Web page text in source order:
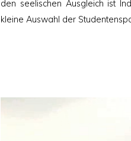
den seelischen Ausgleich ist
kleine Auswahl der